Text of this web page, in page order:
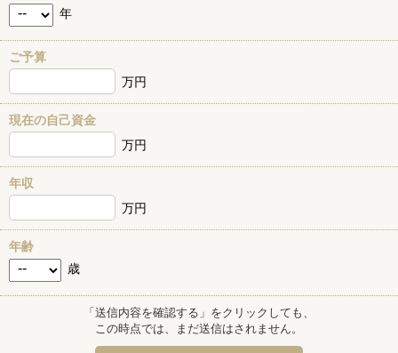
年
ご予算
万円
現在の自己資金
万円
年収
万円
年齢
歳
「送信内容を確認する」をクリックしても、
この時点では、まだ送信はされません。